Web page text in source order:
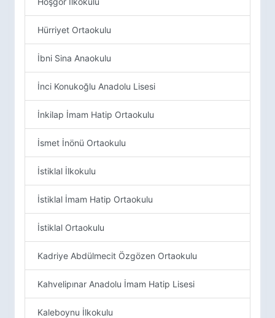
Hürriyet Ortaokulu
İbni Sina Anaokulu
İnci Konukoğlu Anadolu Lisesi
İnkilap İmam Hatip Ortaokulu
İsmet İnönü Ortaokulu
İstiklal İlkokulu
İstiklal İmam Hatip Ortaokulu
İstiklal Ortaokulu
Kadriye Abdülmecit Özgözen Ortaokulu
Kahvelipınar Anadolu İmam Hatip Lisesi
Kaleboynu İlkokulu